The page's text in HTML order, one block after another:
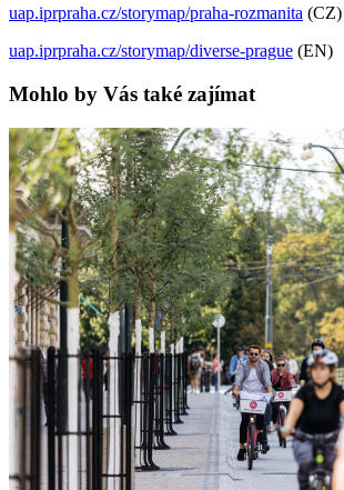
uap.iprpraha.cz/storymap/praha-rozmanita (CZ)
uap.iprpraha.cz/storymap/diverse-prague (EN)
Mohlo by Vás také zajímat